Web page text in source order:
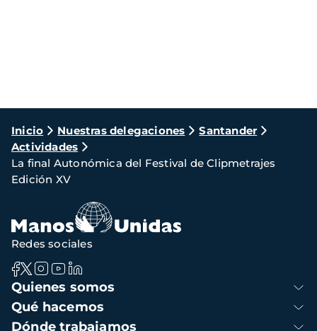
Ruta
de
navegación
Inicio Nuestras delegaciones
Santander
Actividades
La final Autonómica del Festival de Clipmetrajes
Edición XV
Navegación
principal
Quienes somos
Qué hacemos
Dónde trabajamos
Redes sociales